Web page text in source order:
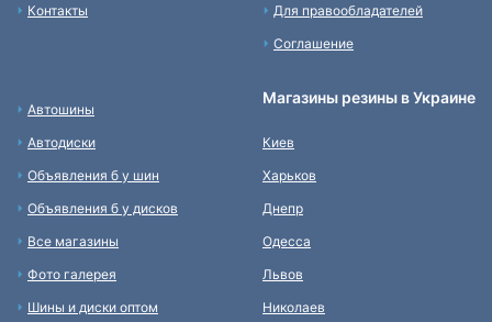
Контакты
Для правообладателей
Соглашение
Автошины
Автодиски
Объявления б у шин
Объявления б у дисков
Все магазины
Фото галерея
Шины и диски оптом
Магазины резины в Украине
Киев
Харьков
Днепр
Одесса
Львов
Николаев